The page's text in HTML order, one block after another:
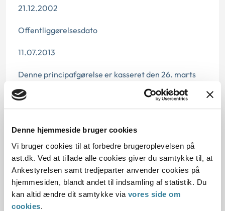
Denne hjemmeside bruger cookies
Vi bruger cookies til at forbedre brugeroplevelsen på
ast.dk. Ved at tillade alle cookies giver du samtykke til, at
Ankestyrelsen samt tredjeparter anvender cookies på
hjemmesiden, blandt andet til indsamling af statistik. Du
kan altid ændre dit samtykke via vores side om
cookies.
21.12.2002
Offentliggørelsesdato
11.07.2013
Denne principafgørelse er kasseret den 26. marts
2019, da der er kommet nye regler på området.
Paragraf
§ 63 § 23a § 23
Lovområder
Lov om opkrævning af underholdsbidrag
Emner